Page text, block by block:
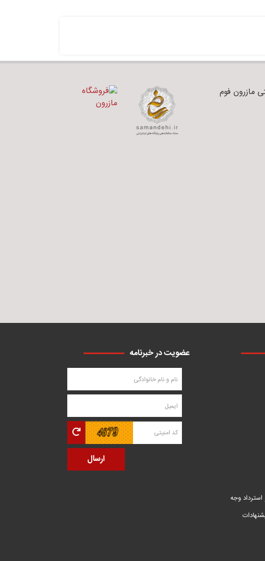
وجه
عضویت در خبرنامه